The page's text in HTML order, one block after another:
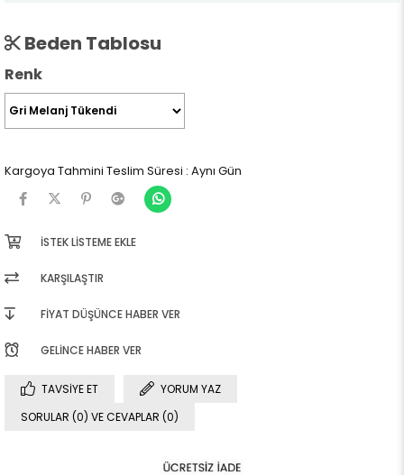
Beden Tablosu
Renk
Kargoya Tahmini Teslim Süresi : Aynı Gün
İSTEK LISTEME EKLE
KARŞILAŞTIR
FIYAT DÜŞÜNCE HABER VER
GELINCE HABER VER
TAVSIYE ET
YORUM YAZ
SORULAR (0) VE CEVAPLAR (0)